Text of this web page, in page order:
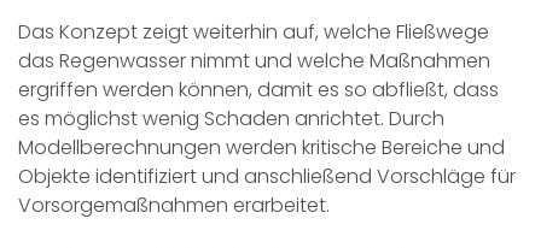
Das Konzept zeigt weiterhin auf, welche Fließwege
das Regenwasser nimmt und welche Maßnahmen
ergriffen werden können, damit es so abfließt, dass
es möglichst wenig Schaden anrichtet. Durch
Modellberechnungen werden kritische Bereiche und
Objekte identifiziert und anschließend Vorschläge für
Vorsorgemaßnahmen erarbeitet.